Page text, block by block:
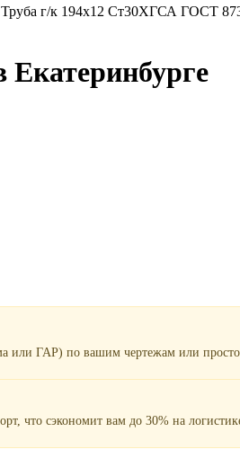
г/к 194х12 Ст30ХГСА ГОСТ
или ГАР) по вашим чертежам или
что сэкономит вам до 30% на